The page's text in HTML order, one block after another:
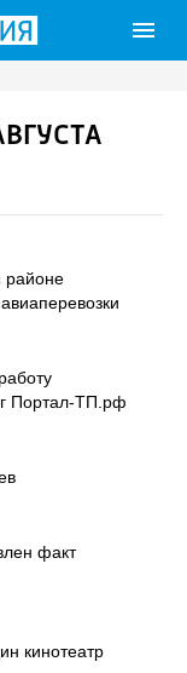
menu
районе
Портал-ТП.рф
факт
кинотеатр